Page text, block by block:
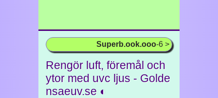
Superb.ook.ooo-6 >
Rengör luft, föremål och
ytor med uvc ljus - Golde
nsaeuv.se ◐